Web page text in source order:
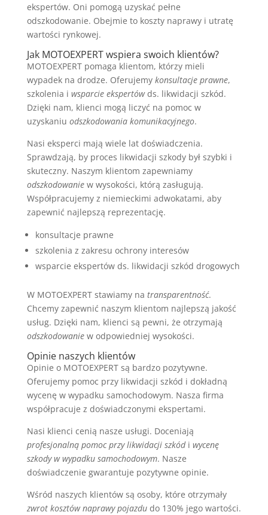
ekspertów. Oni pomogą uzyskać pełne
odszkodowanie. Obejmie to koszty naprawy i utratę
wartości rynkowej.
Jak MOTOEXPERT wspiera swoich klientów?
MOTOEXPERT pomaga klientom, którzy mieli
wypadek na drodze. Oferujemy konsultacje prawne,
szkolenia i wsparcie ekspertówds. likwidacji szkód.
Dzięki nam, klienci mogą liczyć na pomoc w
uzyskaniu odszkodowania komunikacyjnego.
Nasi eksperci mają wiele lat doświadczenia.
Sprawdzają, by proces likwidacji szkody był szybki i
skuteczny. Naszym klientom zapewniamy
odszkodowaniew wysokości, którą zasługują.
Współpracujemy z niemieckimi adwokatami, aby
zapewnić najlepszą reprezentację.
konsultacje prawne
szkolenia z zakresu ochrony interesów
wsparcie ekspertów ds. likwidacji szkód drogowych
W MOTOEXPERT stawiamy na transparentność.
Chcemy zapewnić naszym klientom najlepszą jakość
usług. Dzięki nam, klienci są pewni, że otrzymają
odszkodowaniew odpowiedniej wysokości.
Opinie naszych klientów
Opinie o MOTOEXPERT są bardzo pozytywne.
Oferujemy pomoc przy likwidacji szkód i dokładną
wycenę w wypadku samochodowym. Nasza firma
współpracuje z doświadczonymi ekspertami.
Nasi klienci cenią nasze usługi. Doceniają
profesjonalną pomoc przy likwidacji szkódi wycenę
szkody w wypadku samochodowym. Nasze
doświadczenie gwarantuje pozytywne opinie.
Wśród naszych klientów są osoby, które otrzymały
zwrot kosztów naprawy pojazdudo 130% jego wartości.